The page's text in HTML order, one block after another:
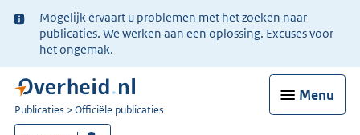
Ter
informatie:
Mogelijk ervaart u problemen met het zoeken naar
publicaties. We werken aan een oplossing. Excuses voor
het ongemak.
Menu
U
bent
Publicaties Officiële publicaties